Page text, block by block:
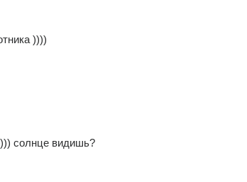
))))
солнце видишь?